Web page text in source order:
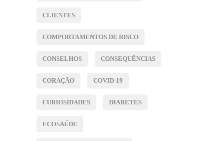
CLIENTES
COMPORTAMENTOS DE RISCO
CONSELHOS CONSEQUÊNCIAS
CORAÇÃO COVID-19
CURIOSIDADES DIABETES
ECOSAÚDE